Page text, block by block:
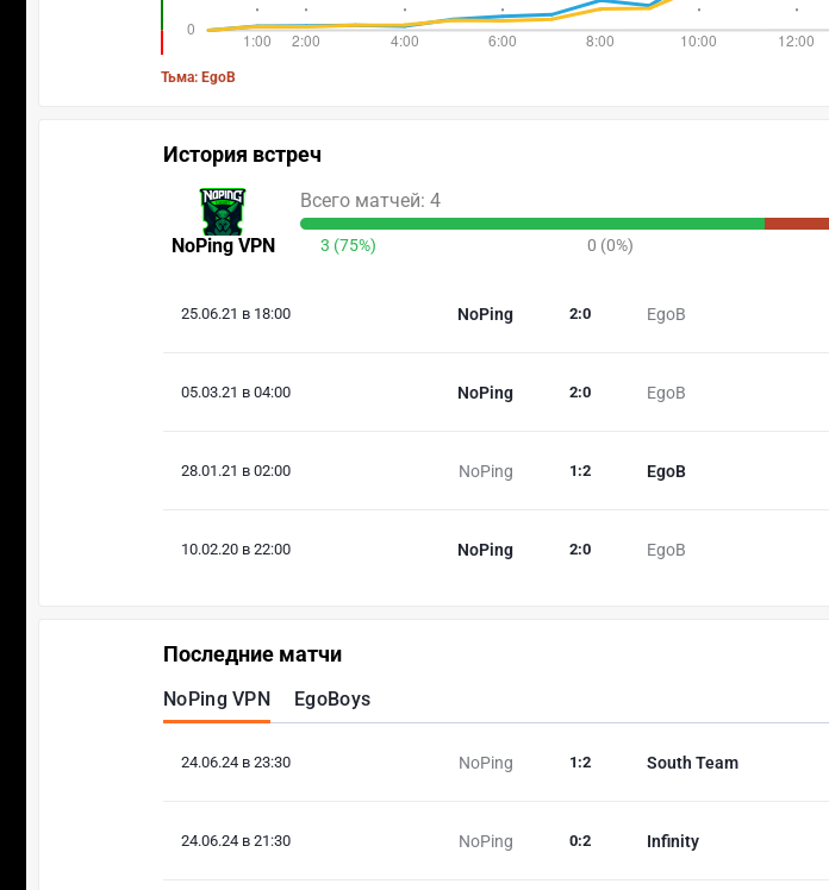
Тьма: EgoB
История встреч
NoPing VPN
Всего матчей: 4
3 (75%) 0 (0%)
25.06.21 в 18:00 NoPing EgoB
2:0
05.03.21 в 04:00 NoPing EgoB
2:0
28.01.21 в 02:00 NoPing EgoB
1 :2
10.02.20 в 22:00 NoPing EgoB
2:0
Последние матчи
NoPing VPN EgoBoys
24.06.24 в 23:30 NoPing South Team
1 :2
24.06.24 в 21:30 NoPing Infinity
0:2